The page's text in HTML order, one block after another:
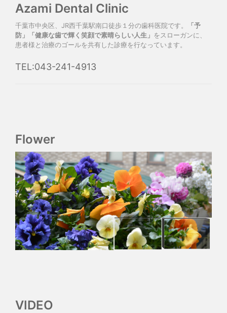
Azami Dental Clinic
千葉市中央区、JR西千葉駅南口徒歩１分の歯科医院です。
「予
防」「健康な歯で輝く笑顔で素晴らしい人生」 をスローガンに、
患者様と治療のゴールを共有した診療を行なっています。
TEL:043-241-4913
Flower
VIDEO